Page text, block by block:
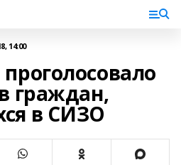
14:00
граждан,
в СИЗО